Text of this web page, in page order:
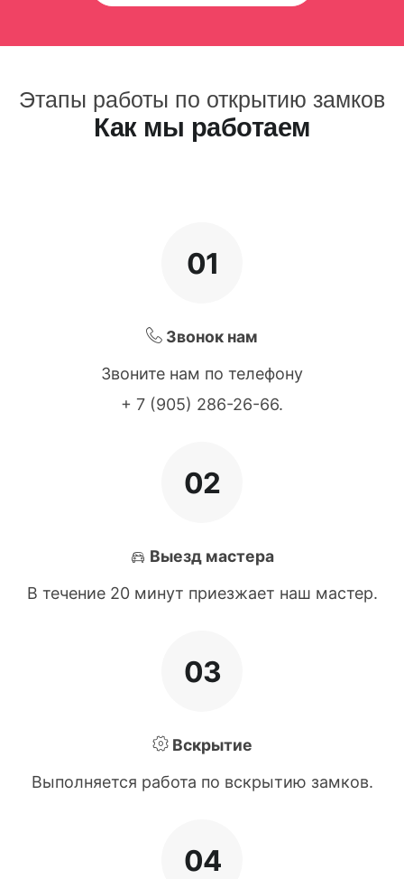
Этапы работы по открытию замков
Как мы работаем
01
Звонок нам
Звоните нам по телефону
+ 7 (905) 286-26-66.
02
Выезд мастера
В течение 20 минут приезжает наш мастер.
03
Вскрытие
Выполняется работа по вскрытию замков.
04